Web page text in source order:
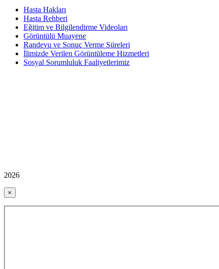
Hasta Hakları
Hasta Rehberi
Eğitim ve Bilgilendirme Videoları
Görüntülü Muayene
Randevu ve Sonuç Verme Süreleri
İlimizde Verilen Görüntüleme Hizmetleri
Sosyal Sorumluluk Faaliyetlerimiz
2026
×